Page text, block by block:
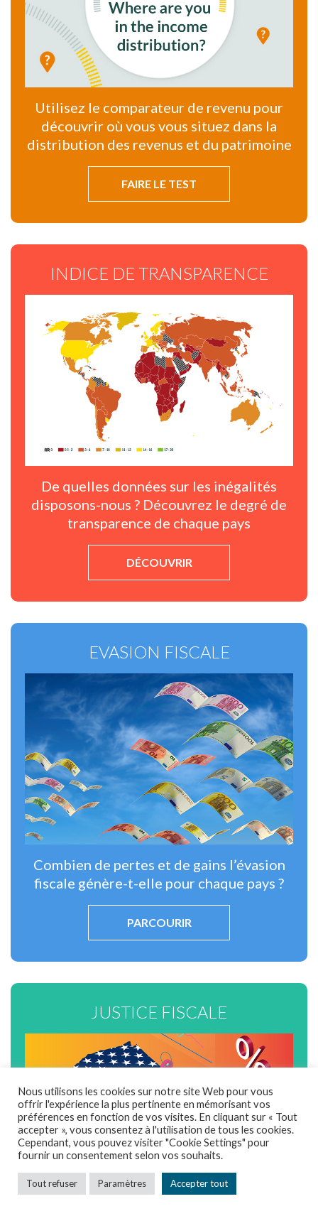
Utilisez le comparateur de revenu pour
découvrir où vous vous situez dans la
distribution des revenus et du patrimoine
FAIRE LE TEST
INDICE DE TRANSPARENCE
De quelles données sur les inégalités
disposons-nous ? Découvrez le degré de
transparence de chaque pays
DÉCOUVRIR
EVASION FISCALE
Combien de pertes et de gains l’évasion
fiscale génère-t-elle pour chaque pays ?
PARCOURIR
JUSTICE FISCALE
Nous utilisons les cookies sur notre site Web pour vous
offrir l'expérience la plus pertinente en mémorisant vos
préférences en fonction de vos visites. En cliquant sur « Tout
accepter », vous consentez à l'utilisation de tous les cookies.
Cependant, vous pouvez visiter "Cookie Settings" pour
fournir un consentement selon vos souhaits.
Tout refuser Paramètres Accepter tout